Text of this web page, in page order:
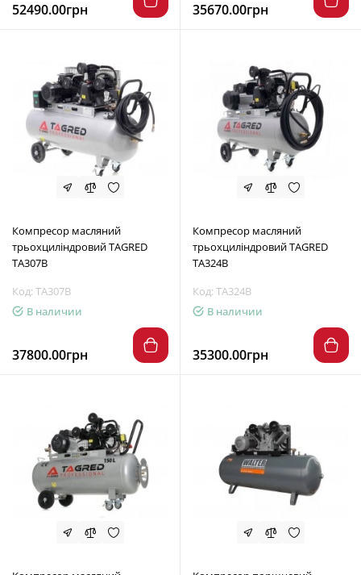
52490.00грн 35670.00грн
Компресор масляний
трьохциліндровий TAGRED
TA307B
Код: TA307B
В наличии
37800.00грн
Компресор масляний
трьохциліндровий TAGRED
TA324B
Код: TA324B
В наличии
35300.00грн